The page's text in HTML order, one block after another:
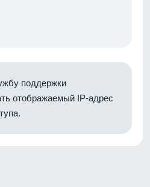
поддержки
отображаемый IP-адрес